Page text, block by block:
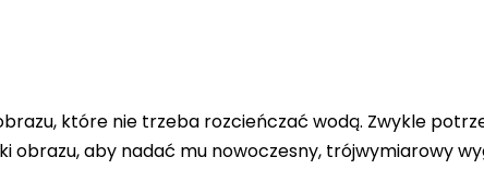
które nie trzeba rozcieńczać wodą. Zwykle
obrazu, aby nadać mu nowoczesny, trójwymiarowy